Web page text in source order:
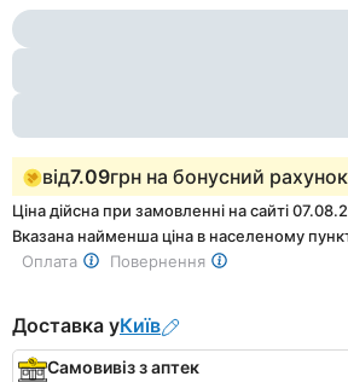
1
of
від7.09грн на бонусний рахунок
Ціна дійсна при замовленні на сайті
Вказана найменша ціна в населеному
Оплата
Повернення
Доставка уКиїв
Самовивіз з аптек